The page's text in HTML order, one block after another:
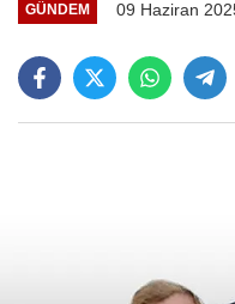
GÜNDEM 09 Haziran